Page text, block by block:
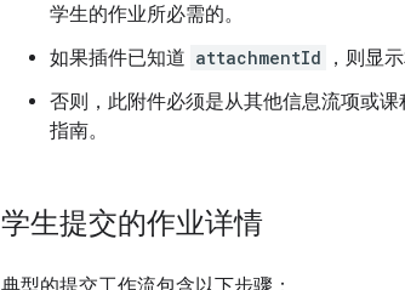
学生的作业所必需的。
如果插件已知道 attachmentId
，则显
否则，此附件必须是从其他信息流项或
指南。
学生提交的作业详情